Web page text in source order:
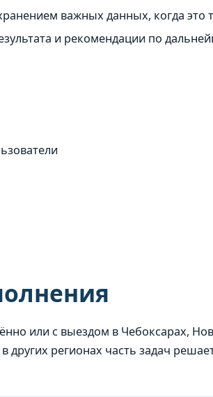
важных данных, когда это
и рекомендации по
или с выездом в Чебоксарах,
других регионах часть задач